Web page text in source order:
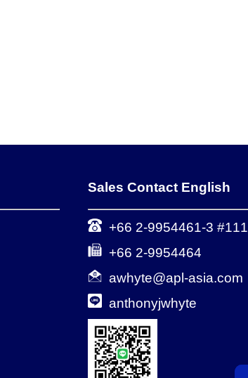
Sales Contact English
+66 2-9954461-3 #111
+66 2-9954464
awhyte@apl-asia.com
anthonyjwhyte